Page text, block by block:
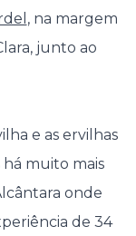
, na margem
junto ao
e as ervilhas
há muito mais
onde
de 34